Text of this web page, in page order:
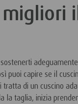
adeguamente
puoi capire se il
tratta di un cuscino
la taglia, inizia